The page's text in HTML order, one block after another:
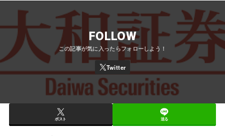
FOLLOW
ポスト 送る